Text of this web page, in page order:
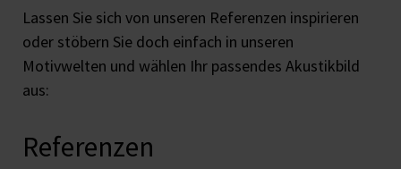
Lassen Sie sich von unseren Referenzen inspirieren
oder stöbern Sie doch einfach in unseren
Motivwelten und wählen Ihr passendes Akustikbild
aus:
Referenzen